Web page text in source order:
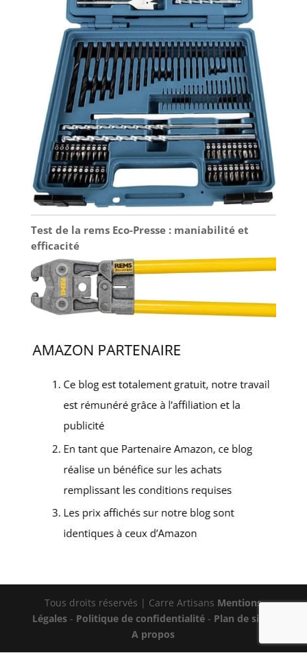
Test de la rems Eco-Presse : maniabilité et
efficacité
Tous droits réservés | Carre Artisans Mentions
Légales- Politique de confidentialité- Plan de site
A propos